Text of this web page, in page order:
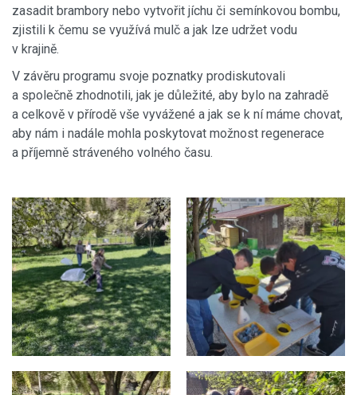
zasadit brambory nebo vytvořit jíchu či semínkovou bombu,
zjistili k čemu se využívá mulč a jak lze udržet vodu
v krajině.
V závěru programu svoje poznatky prodiskutovali
a společně zhodnotili, jak je důležité, aby bylo na zahradě
a celkově v přírodě vše vyvážené a jak se k ní máme chovat,
aby nám i nadále mohla poskytovat možnost regenerace
a příjemně stráveného volného času.